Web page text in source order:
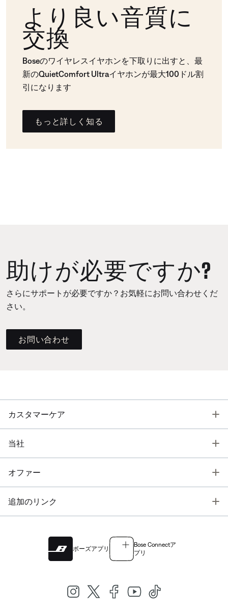
より良い音質に
交換
Boseのワイヤレスイヤホンを下取りに出すと、最
新のQuietComfort Ultraイヤホンが最大100ドル割
引になります
もっと詳しく知る
助けが必要ですか?
さらにサポートが必要ですか？お気軽にお問い合わせくだ
さい。
お問い合わせ
カスタマーケア
当社
オファー
追加のリンク
ボーズアプリ
Bose Connectア
プリ